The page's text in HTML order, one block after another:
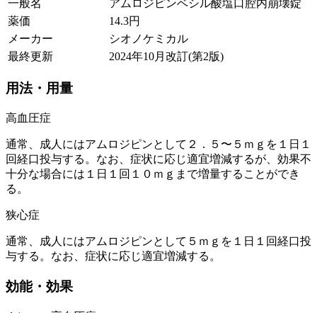
一般名
アムロジピンベシル酸塩口腔内崩壊錠
薬価
14.3円
メーカー
シオノケミカル
最終更新
2024年10月改訂(第2版)
用法・用量
高血圧症
通常、成人にはアムロジピンとして２．５〜５ｍｇを１日１
回経口投与する。なお、症状に応じ適宜増減するが、効果不
十分な場合には１日１回１０ｍｇまで増量することができ
る。
狭心症
通常、成人にはアムロジピンとして５ｍｇを１日１回経口投
与する。なお、症状に応じ適宜増減する。
効能・効果